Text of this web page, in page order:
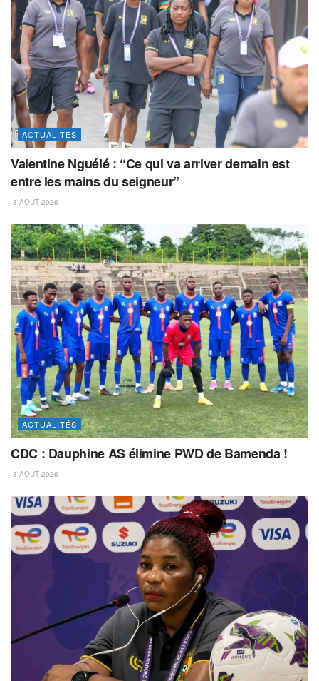
ACTUALITÉS
Valentine Nguélé : “Ce qui va arriver demain est
entre les mains du seigneur”
8 AOÛT 2026
ACTUALITÉS
CDC : Dauphine AS élimine PWD de Bamenda !
8 AOÛT 2026